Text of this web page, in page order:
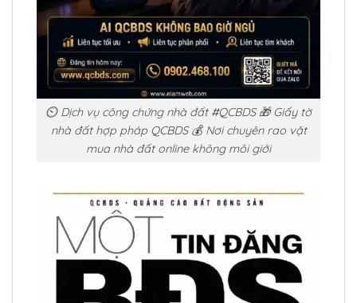
⏲️ Dịch vụ công chứng nhà đất #QCBDS 🎁 Giấy tờ
nhà đất hợp pháp QCBDS 💰 Nơi chuyên rao vặt
mua nhà đất online không môi giới